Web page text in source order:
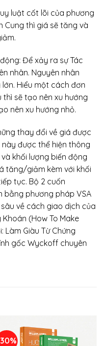
luật cốt lõi của phương
Cung thì giá sẽ tăng và
Để xảy ra sự Tác
nhân. Nguyên nhân
Hiểu một cách đơn
thì sẽ tạo nên xu hướng
nên xu hướng nhỏ.
thay đổi về giá được
được thể hiện thông
khối lượng biến động
tăng/giảm kèm với khối
tục. Bộ 2 cuốn
bằng phương pháp VSA
về cách giao dịch của
(How To Make
Làm Giàu Từ Chứng
gốc Wyckoff chuyên